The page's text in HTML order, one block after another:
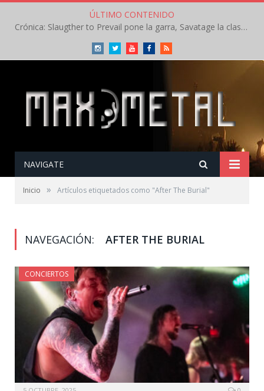
ÚLTIMO CONTENIDO
Crónica: Slaugther to Prevail pone la garra, Savatage la clase en la apertura del Leyendas del Rock – Miércoles – Agosto 2026
InstagramTwitterYoutubeFacebookRSS
NAVIGATE
Inicio » Artículos etiquetados como "After The Burial"
NAVEGACIÓN: AFTER THE BURIAL
CONCIERTOS